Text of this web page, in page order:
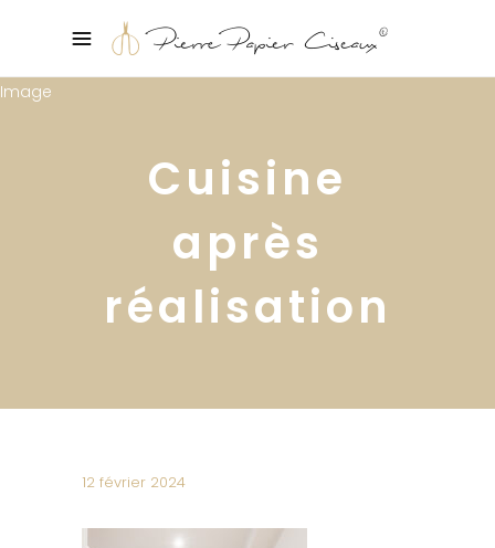
Cuisine
après
réalisation
12 février 2024